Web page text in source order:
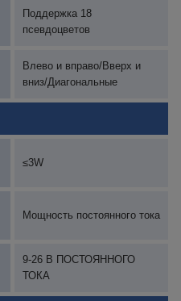
Поддержка 18
псевдоцветов
Влево и вправо/Вверх и
вниз/Диагональные
≤3W
Мощность постоянного тока
9-26 В ПОСТОЯННОГО
ТОКА